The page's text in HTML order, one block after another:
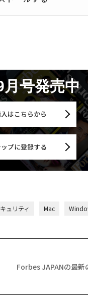
月号発売中
はこちらから
プに登録する
ュリティ Mac
Forbes JAPANの最新